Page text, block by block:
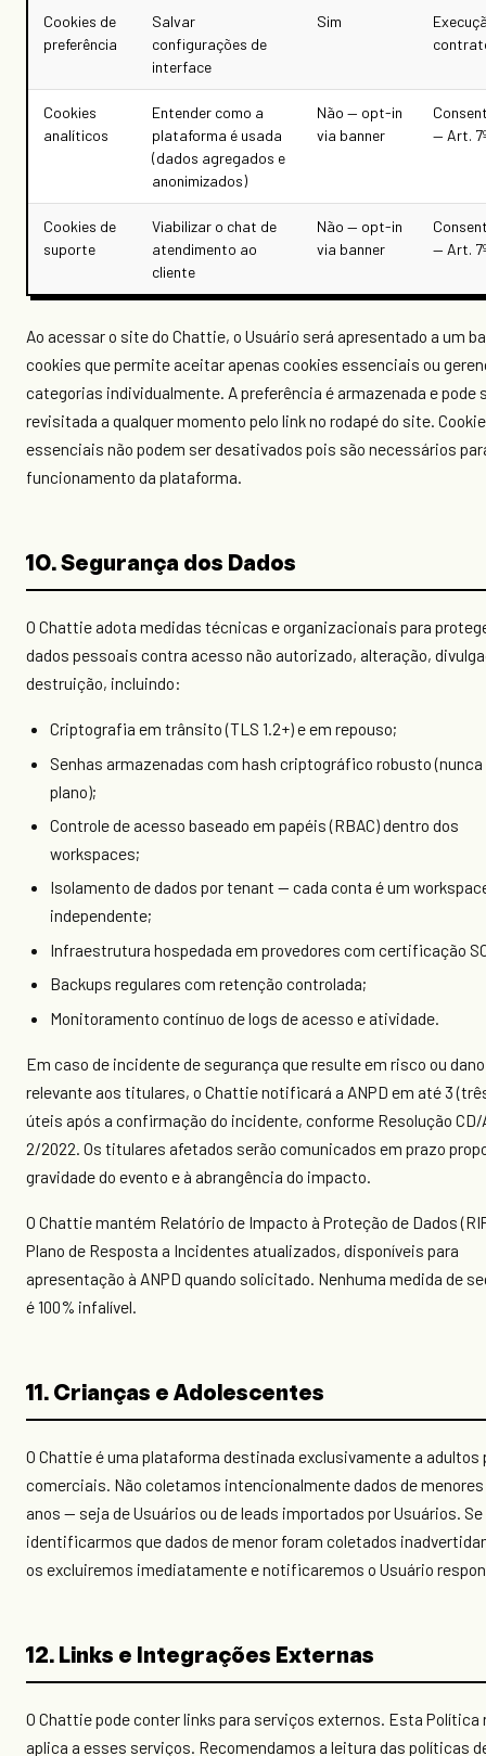
Cookies de
preferência
Salvar
configurações de
interface
Sim
Cookies
analíticos
Entender como a
plataforma é usada
(dados agregados e
anonimizados)
Não — opt-in
via banner
— Art.
Cookies de
suporte
Viabilizar o chat de
atendimento ao
cliente
Não — opt-in
via banner
— Art.
Ao acessar o site do Chattie, o Usuário será apresentado a um
cookies que permite aceitar apenas cookies essenciais ou
categorias individualmente. A preferência é armazenada e pode
revisitada a qualquer momento pelo link no rodapé do site.
essenciais não podem ser desativados pois são necessários
funcionamento da plataforma.
10. Segurança dos Dados
O Chattie adota medidas técnicas e organizacionais para
dados pessoais contra acesso não autorizado, alteração,
destruição, incluindo:
Criptografia em trânsito (TLS 1.2+) e em repouso;
Senhas armazenadas com hash criptográfico robusto
plano);
Controle de acesso baseado em papéis (RBAC) dentro dos
workspaces;
Isolamento de dados por tenant — cada conta é um
independente;
Infraestrutura hospedada em provedores com certificação
Backups regulares com retenção controlada;
Monitoramento contínuo de logs de acesso e atividade.
Em caso de incidente de segurança que resulte em risco ou dano
relevante aos titulares, o Chattie notificará a ANPD em até 3
úteis após a confirmação do incidente, conforme Resolução CD/
2/2022. Os titulares afetados serão comunicados em prazo
gravidade do evento e à abrangência do impacto.
O Chattie mantém Relatório de Impacto à Proteção de Dados
Plano de Resposta a Incidentes atualizados, disponíveis para
apresentação à ANPD quando solicitado. Nenhuma medida de
é 100% infalível.
11. Crianças e Adolescentes
O Chattie é uma plataforma destinada exclusivamente a adultos
comerciais. Não coletamos intencionalmente dados de menores
anos — seja de Usuários ou de leads importados por Usuários. Se
identificarmos que dados de menor foram coletados
os excluiremos imediatamente e notificaremos o Usuário
12. Links e Integrações Externas
O Chattie pode conter links para serviços externos. Esta Política
aplica a esses serviços. Recomendamos a leitura das políticas